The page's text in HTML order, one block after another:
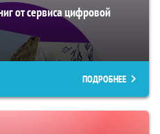
от сервиса цифровой
ПОДРОБНЕЕ